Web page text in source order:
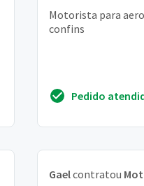
Motorista para
confins
Pedido
Gaelcontratou